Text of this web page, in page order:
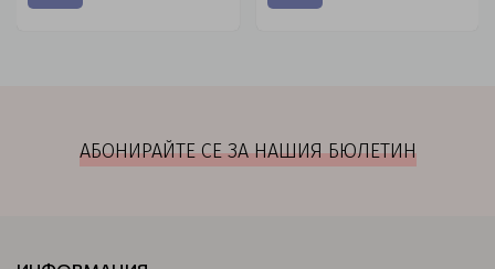
АБОНИРАЙТЕ СЕ ЗА НАШИЯ БЮЛЕТИН